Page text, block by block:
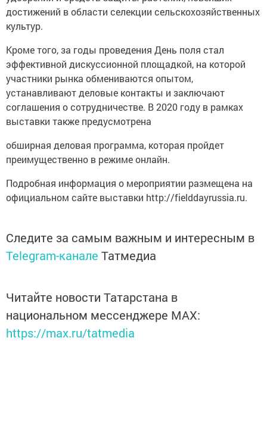
достижений в области селекции сельскохозяйственных
культур.
Кроме того, за годы проведения День поля стал
эффективной дискуссионной площадкой, на которой
участники рынка обмениваются опытом,
устанавливают деловые контакты и заключают
соглашения о сотрудничестве. В 2020 году в рамках
выставки также предусмотрена
обширная деловая программа, которая пройдет
преимущественно в режиме онлайн.
Подробная информация о мероприятии размещена на
официальном сайте выставки http://fielddayrussia.ru.
Следите за самым важным и интересным в
Telegram-канале Татмедиа
Читайте новости Татарстана в
национальном мессенджере MАХ:
https://max.ru/tatmedia